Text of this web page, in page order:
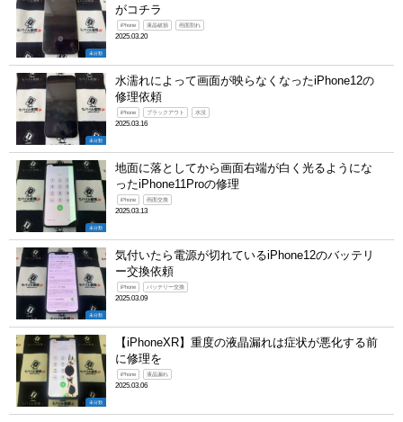
未分類
がコチラ
iPhone 液晶破損 画面割れ
2025.03.20
未分類
水濡れによって画面が映らなくなったiPhone12の
修理依頼
iPhone ブラックアウト 水没
2025.03.16
未分類
地面に落としてから画面右端が白く光るようにな
ったiPhone11Proの修理
iPhone 画面交換
2025.03.13
未分類
気付いたら電源が切れているiPhone12のバッテリ
ー交換依頼
iPhone バッテリー交換
2025.03.09
未分類
【iPhoneXR】重度の液晶漏れは症状が悪化する前
に修理を
iPhone 液晶漏れ
2025.03.06